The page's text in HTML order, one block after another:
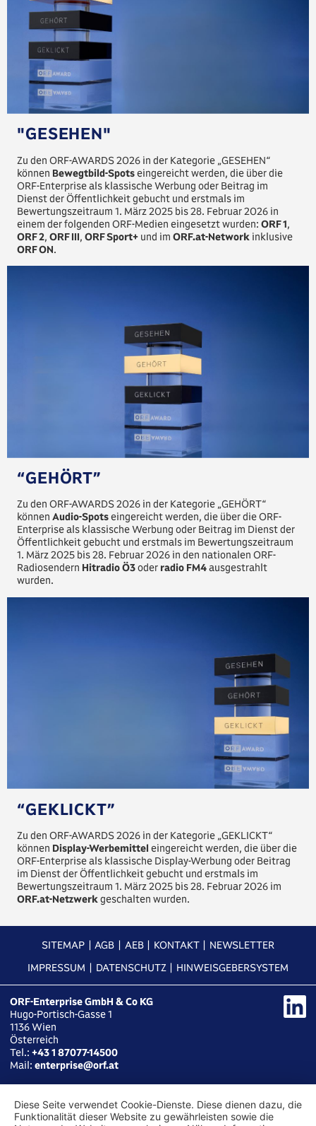
"GESEHEN"
Zu den ORF-AWARDS 2026 in der Kategorie „GESEHEN“
können Bewegtbild-Spotseingereicht werden, die über die
ORF-Enterprise als klassische Werbung oder Beitrag im
Dienst der Öffentlichkeit gebucht und erstmals im
Bewertungszeitraum 1. März 2025 bis 28. Februar 2026 in
einem der folgenden ORF-Medien eingesetzt wurden:ORF 1,
ORF 2,ORF III,ORF Sport+ und imORF.at-Network inklusive
ORF ON.
“GEHÖRT”
Zu den ORF-AWARDS 2026 in der Kategorie „GEHÖRT“
könnenAudio-Spotseingereicht werden, die über die ORF-
Enterprise als klassische Werbung oder Beitrag im Dienst der
Öffentlichkeit gebucht und erstmals im Bewertungszeitraum
1. März 2025 bis 28. Februar 2026 in den nationalen ORF-
Radiosendern Hitradio Ö3oder radio FM4ausgestrahlt
wurden.
“GEKLICKT”
Zu den ORF-AWARDS 2026 in der Kategorie „GEKLICKT“
können Display-Werbemitteleingereicht werden, die über die
ORF-Enterprise als klassische Display-Werbung oder Beitrag
im Dienst der Öffentlichkeit gebucht und erstmals im
Bewertungszeitraum 1. März 2025 bis 28. Februar 2026 im
ORF.at-Netzwerkgeschalten wurden.
SITEMAP AGB AEB KONTAKT
NEWSLETTER
IMPRESSUM
DATENSCHUTZ HINWEISGEBERSYSTEM
ORF-Enterprise GmbH & Co KG
Hugo-Portisch-Gasse 1
1136Wien
Österreich
Tel.:+43 1 87077-14500
Mail:enterprise@orf.at
Diese Seite verwendet Cookie-Dienste. Diese dienen dazu, die
Funktionalität dieser Website zu gewährleisten sowie die